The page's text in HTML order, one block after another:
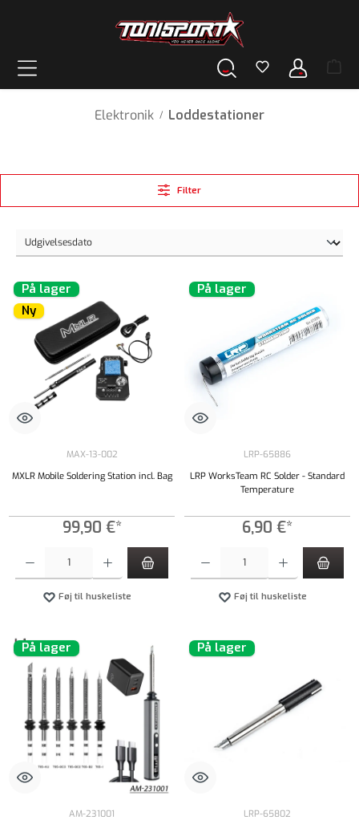
Elektronik / Loddestationer
Filter
På lager
Ny
MAX-13-002
MXLR Mobile Soldering Station incl. Bag
99,90 €*
Føj til huskeliste
På lager
LRP-65886
LRP WorksTeam RC Solder - Standard
Temperature
6,90 €*
Føj til huskeliste
På lager
AM-231001
På lager
LRP-65802